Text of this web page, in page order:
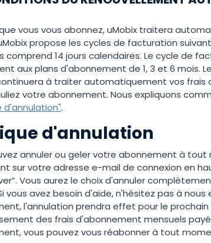
vous vous abonnez, uMobix traitera
propose les cycles de facturation
comprend 14 jours calendaires. Le cycle de
aux plans d'abonnement de 1, 3 et 6 mois.
à traiter automatiquement vos
votre abonnement. Nous expliquons
d'annulation".
d'annulation
annuler ou geler votre abonnement à
sur votre adresse e-mail de connexion en
Vous aurez le choix d'annuler
vous avez besoin d'aide, n'hésitez pas à nous
l'annulation prendra effet pour le
des frais d'abonnement mensuels
vous pouvez vous réabonner à tout